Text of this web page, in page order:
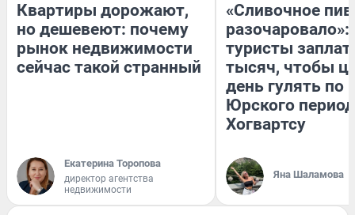
Квартиры дорожают,
но дешевеют: почему
рынок недвижимости
сейчас такой странный
Екатерина Торопова
директор агентства
недвижимости
«Сливочное
разочаровало»:
туристы
тысяч, чтобы
день гулять по
Юрского
Хогвартсу
Яна Шаламова